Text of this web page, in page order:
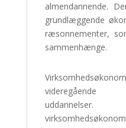
almendannende.
grundlæggende
ræsonnementer,
sammenhænge.